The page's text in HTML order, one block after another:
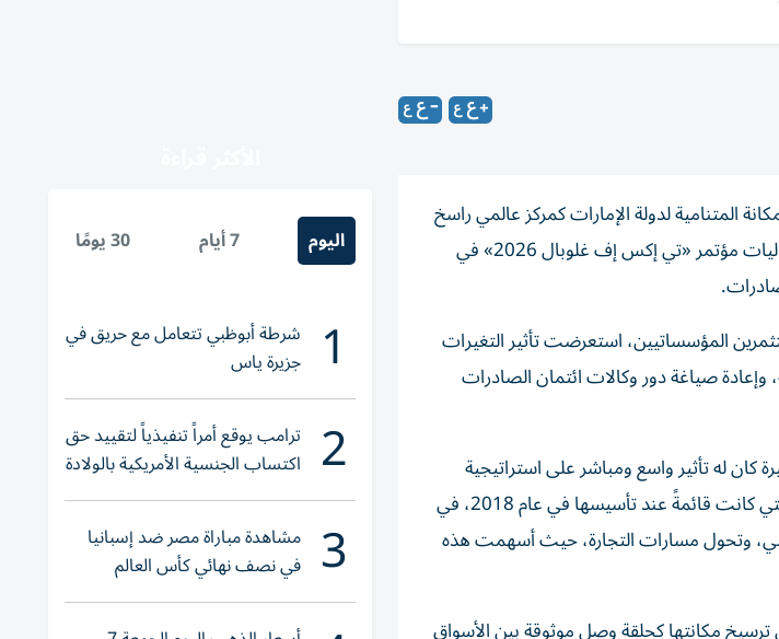
المتنامية لدولة الإمارات كمركز عالمي راسخ
للتجارة والاستثمار. جاء ذلك خلال مشاركتها في جلسةٍ نقاشية رفيعة المستوى، ضمن فعاليات مؤتمر «تي إكس إف غلوبال 2026» في
المؤسساتيين، استعرضت تأثير التغيرات
صياغة دور وكالات ائتمان الصادرات
كان له تأثير واسع ومباشر على استراتيجية
الشركة. وأوضحت أن الشركة تعمل اليوم ضمن بيئة تجارةٍ عالمية مختلفة جذرياً عن تلك التي كانت قائمةً عند تأسيسها في عام 2018، في
وتحول مسارات التجارة، حيث أسهمت هذه
اليوم 7 أيام 30 يومًا
1 شرطة أبوظبي تتعامل مع حريق في
جزيرة ياس
2 ترامب يوقع أمراً تنفيذياً لتقييد حق
اكتساب الجنسية الأمريكية بالولادة
3 مشاهدة مباراة مصر ضد إسبانيا
في نصف نهائي كأس العالم
لناشئات اليد 2026